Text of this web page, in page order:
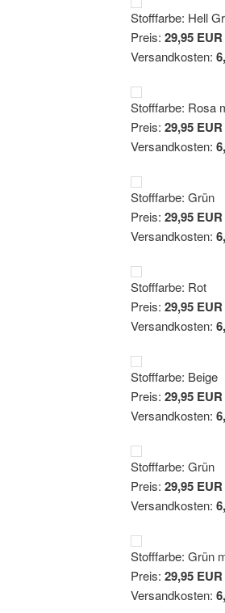
Stofffarbe: Hell
Preis: 29,95 EUR
Versandkosten:
Stofffarbe: Rosa
Preis: 29,95 EUR
Versandkosten:
Stofffarbe: Grün
Preis: 29,95 EUR
Versandkosten:
Stofffarbe: Rot
Preis: 29,95 EUR
Versandkosten:
Stofffarbe: Beige
Preis: 29,95 EUR
Versandkosten:
Stofffarbe: Grün
Preis: 29,95 EUR
Versandkosten:
Stofffarbe: Grün
Preis: 29,95 EUR
Versandkosten: